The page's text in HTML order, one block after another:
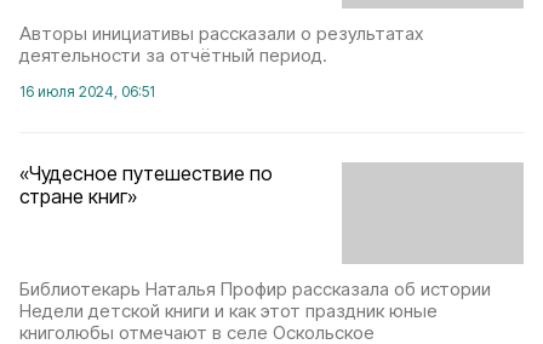
Авторы инициативы рассказали о результатах
деятельности за отчётный период.
16 июля 2024, 06:51
«Чудесное путешествие по
стране книг»
Библиотекарь Наталья Профир рассказала об истории
Недели детской книги и как этот праздник юные
книголюбы отмечают в селе Оскольское